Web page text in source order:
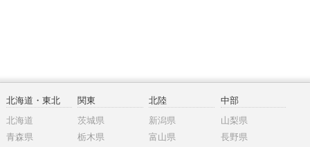
北海道・東北
北海道
青森県
関東
茨城県
栃木県
北陸
新潟県
富山県
中部
山梨県
長野県